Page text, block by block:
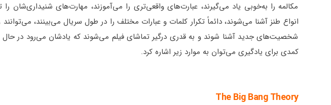
مکالمه را به‌خوبی یاد می‌گیرند، عبارت‌های واقعی‌تری را می‌آموزند، مهارت‌های شنیداری‌شان
انواع طنز آشنا می‌شوند، دائماً تکرار کلمات و عبارات مختلف را در طول سریال می‌بینند،
شخصیت‌های جدید آشنا شوند و به قدری درگیر تماشای فیلم می‌شوند که یادشان می‌رود در حال
کمدی برای یادگیری می‌توان به موارد زیر اشاره کرد.
The Big Bang Theory